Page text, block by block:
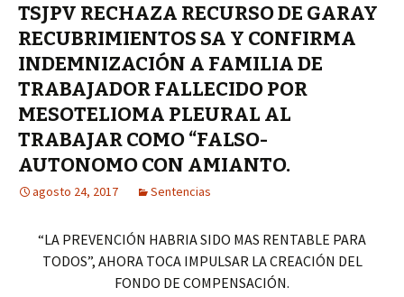
TSJPV RECHAZA RECURSO DE GARAY
RECUBRIMIENTOS SA Y CONFIRMA
INDEMNIZACIÓN A FAMILIA DE
TRABAJADOR FALLECIDO POR
MESOTELIOMA PLEURAL AL
TRABAJAR COMO “FALSO-
AUTONOMO CON AMIANTO.
agosto 24, 2017 Sentencias
“LA PREVENCIÓN HABRIA SIDO MAS RENTABLE PARA
TODOS”, AHORA TOCA IMPULSAR LA CREACIÓN DEL
FONDO DE COMPENSACIÓN.